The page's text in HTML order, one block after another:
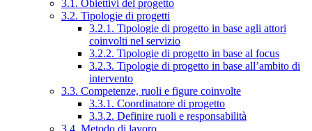
3.1. Obiettivi del progetto
3.2. Tipologie di progetti
3.2.1. Tipologie di progetto in base agli attori
coinvolti nel servizio
3.2.2. Tipologie di progetto in base al focus
3.2.3. Tipologie di progetto in base all’ambito di
intervento
3.3. Competenze, ruoli e figure coinvolte
3.3.1. Coordinatore di progetto
3.3.2. Definire ruoli e responsabilità
3.4. Metodo di lavoro